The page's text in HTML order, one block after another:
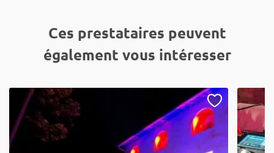
Ces prestataires peuvent
également vous intéresser